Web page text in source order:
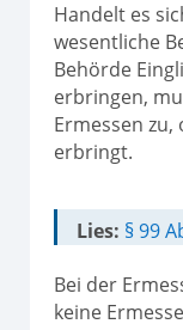
Handelt es
wesentliche
Behörde
erbringen,
Ermessen
erbringt.
Lies: § 99
Bei der
keine